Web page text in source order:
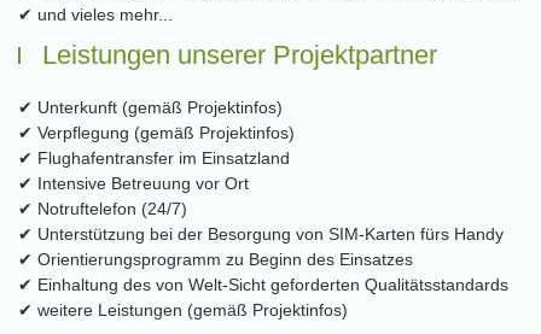
✔ und vieles mehr...
Leistungen unserer Projektpartner
✔ Unterkunft (gemäß Projektinfos)
✔ Verpflegung (gemäß Projektinfos)
✔ Flughafentransfer im Einsatzland
✔ Intensive Betreuung vor Ort
✔ Notruftelefon (24/7)
✔ Unterstützung bei der Besorgung von SIM-Karten fürs Handy
✔ Orientierungsprogramm zu Beginn des Einsatzes
✔ Einhaltung des von Welt-Sicht geforderten Qualitätsstandards
✔ weitere Leistungen (gemäß Projektinfos)